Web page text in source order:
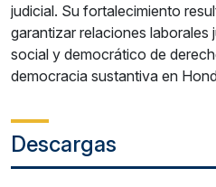
judicial. Su fortalecimiento
garantizar relaciones laborales
social y democrático de
democracia sustantiva en
Descargas